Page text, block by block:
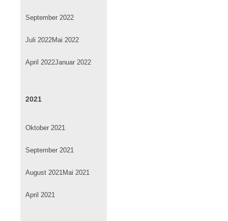
September 2022
Juli 2022Mai 2022
April 2022Januar 2022
2021
Oktober 2021
September 2021
August 2021Mai 2021
April 2021